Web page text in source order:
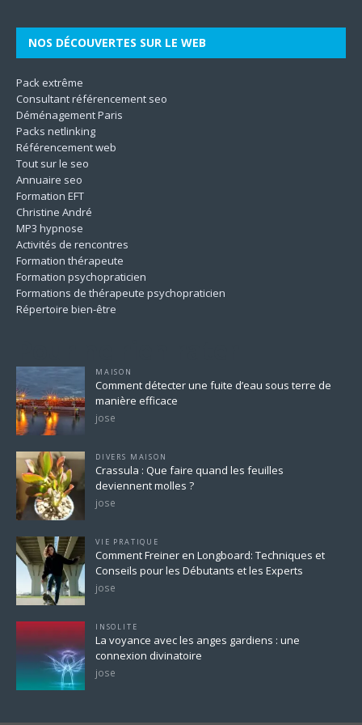
NOS DÉCOUVERTES SUR LE WEB
Pack extrême
Consultant référencement seo
Déménagement Paris
Packs netlinking
Référencement web
Tout sur le seo
Annuaire seo
Formation EFT
Christine André
MP3 hypnose
Activités de rencontres
Formation thérapeute
Formation psychopraticien
Formations de thérapeute psychopraticien
Répertoire bien-être
MAISON
Comment détecter une fuite d’eau sous terre de
manière efficace
jose
DIVERS MAISON
Crassula : Que faire quand les feuilles
deviennent molles ?
jose
VIE PRATIQUE
Comment Freiner en Longboard: Techniques et
Conseils pour les Débutants et les Experts
jose
INSOLITE
La voyance avec les anges gardiens : une
connexion divinatoire
jose